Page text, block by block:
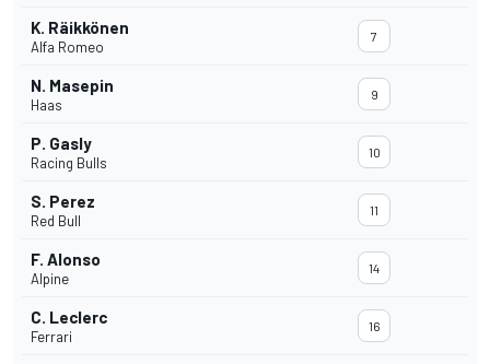
K. Räikkönen
Alfa Romeo
7
N. Masepin
Haas
9
P. Gasly
Racing Bulls
10
S. Perez
Red Bull
11
F. Alonso
Alpine
14
C. Leclerc
Ferrari
16